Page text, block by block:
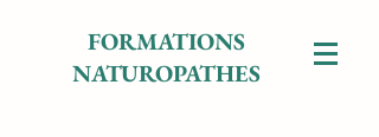
FORMATIONS
NATUROPATHES